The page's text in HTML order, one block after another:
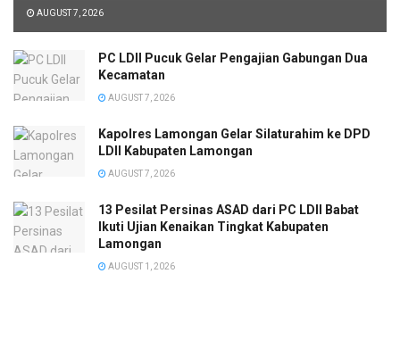
AUGUST 7, 2026
PC LDII Pucuk Gelar Pengajian Gabungan Dua
Kecamatan
AUGUST 7, 2026
Kapolres Lamongan Gelar Silaturahim ke DPD
LDII Kabupaten Lamongan
AUGUST 7, 2026
13 Pesilat Persinas ASAD dari PC LDII Babat
Ikuti Ujian Kenaikan Tingkat Kabupaten
Lamongan
AUGUST 1, 2026